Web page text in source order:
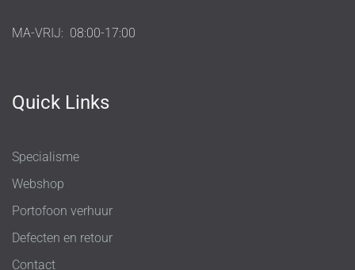
MA-VRIJ: 08:00-17:00
Quick Links
Specialisme
Webshop
Portofoon verhuur
Defecten en retour
Contact